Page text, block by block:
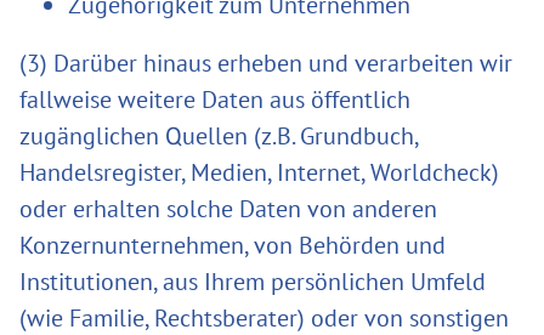
(3) Darüber hinaus erheben und verarbeiten wir
fallweise weitere Daten aus öffentlich
zugänglichen Quellen (z.B. Grundbuch,
Handelsregister, Medien, Internet, Worldcheck)
oder erhalten solche Daten von anderen
Konzernunternehmen, von Behörden und
Institutionen, aus Ihrem persönlichen Umfeld
(wie Familie, Rechtsberater) oder von sonstigen